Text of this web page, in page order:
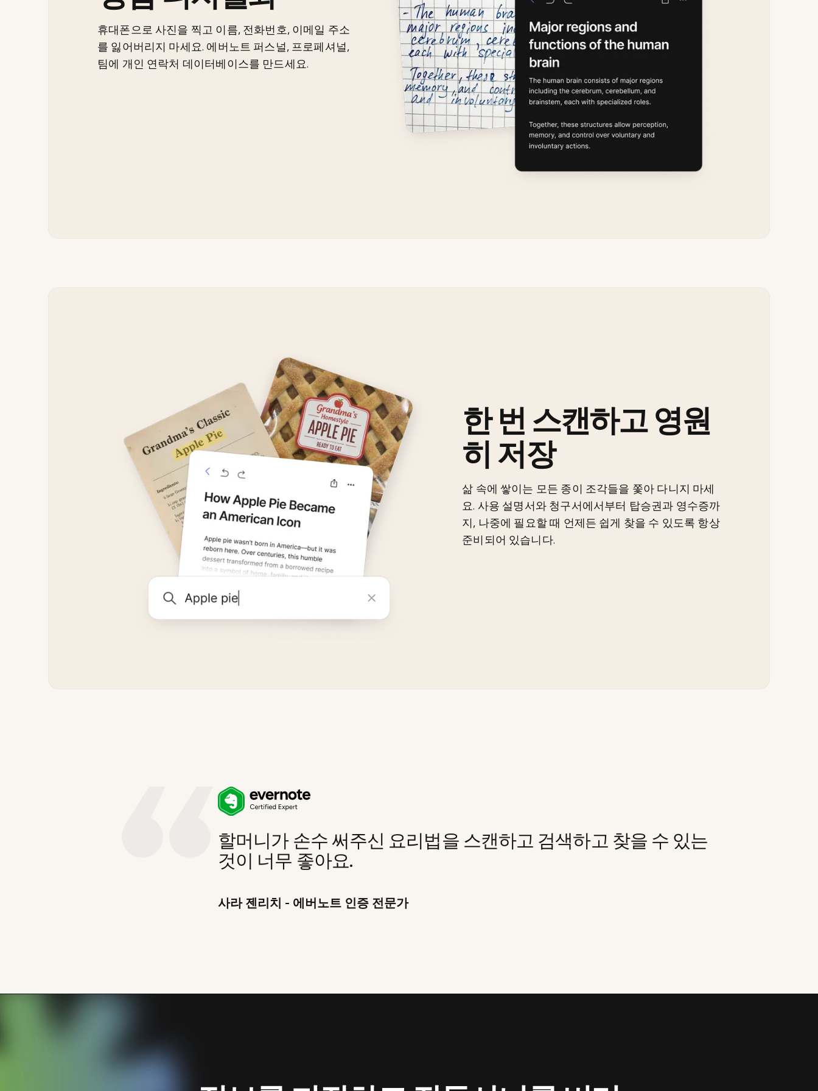
휴대폰으로 사진을 찍고 이름, 전화번호, 이메일 주소
를 잃어버리지 마세요. 에버노트 퍼스널, 프로페셔널,
팀에 개인 연락처 데이터베이스를 만드세요.
한 번 스캔하고 영원
히 저장
삶 속에 쌓이는 모든 종이 조각들을 쫓아 다니지 마세
요. 사용 설명서와 청구서에서부터 탑승권과 영수증까
지, 나중에 필요할 때 언제든 쉽게 찾을 수 있도록 항상
준비되어 있습니다.
할머니가 손수 써주신 요리법을 스캔하고 검색하고 찾을 수 있는
것이 너무 좋아요.
사라 젠리치 - 에버노트 인증 전문가